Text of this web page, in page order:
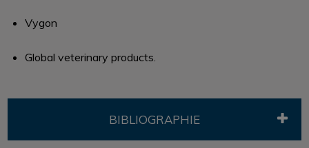
Vygon
Global veterinary products.
BIBLIOGRAPHIE